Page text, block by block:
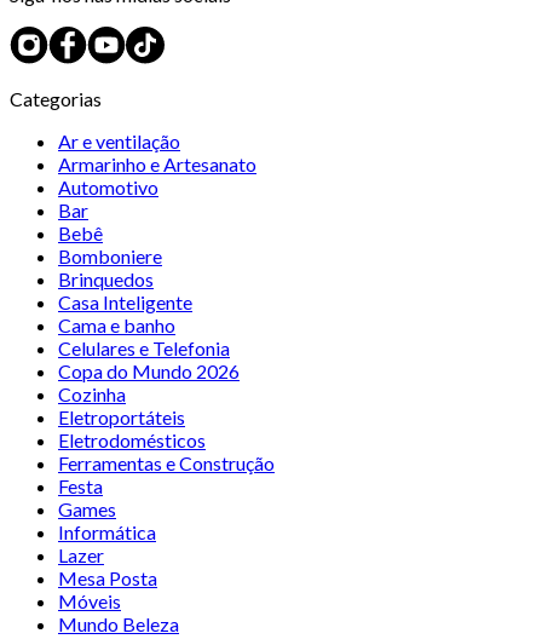
Categorias
Ar e ventilação
Armarinho e Artesanato
Automotivo
Bar
Bebê
Bomboniere
Brinquedos
Casa Inteligente
Cama e banho
Celulares e Telefonia
Copa do Mundo 2026
Cozinha
Eletroportáteis
Eletrodomésticos
Ferramentas e Construção
Festa
Games
Informática
Lazer
Mesa Posta
Móveis
Mundo Beleza